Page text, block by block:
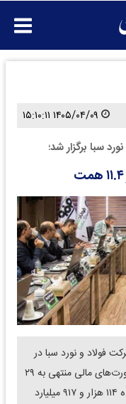
سبا برگزار شد؛
فولاد و نورد سبا در
راستای اهداف گروه فولاد مبارکه با تایید صورت‌های مالی منتهی به ۲۹
اسفند ۱۴۰۴ و تصویب سود خالص خیره‌کننده ۱۱۴ هزار و ۹۱۷ میلیارد